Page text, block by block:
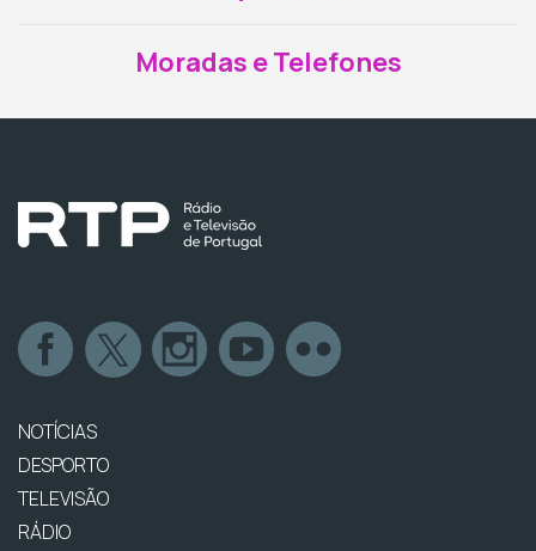
Moradas e Telefones
NOTÍCIAS
DESPORTO
TELEVISÃO
RÁDIO